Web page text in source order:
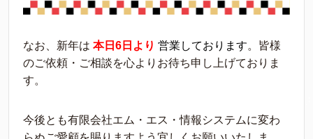
なお、新年は 本日6日より 営業しております。皆様
のご依頼・ご相談を心よりお待ち申し上げておりま
す。
今後とも有限会社エム・エス・情報システムに変わ